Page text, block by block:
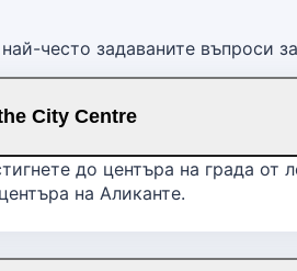
често задаваните въпроси
City Centre
до центъра на града от
на Аликанте.